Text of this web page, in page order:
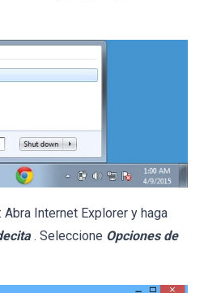
: Abra Internet Explorer y haga
. Seleccione Opciones de